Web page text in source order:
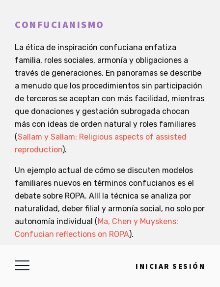
INICIAR SESIÓN
CONFUCIANISMO
La ética de inspiración confuciana enfatiza
familia, roles sociales, armonía y obligaciones a
través de generaciones. En panoramas se describe
a menudo que los procedimientos sin participación
de terceros se aceptan con más facilidad, mientras
que donaciones y gestación subrogada chocan
más con ideas de orden natural y roles familiares
(Sallam y Sallam: Religious aspects of assisted
reproduction).
Un ejemplo actual de cómo se discuten modelos
familiares nuevos en términos confucianos es el
debate sobre ROPA. Allí la técnica se analiza por
naturalidad, deber filial y armonía social, no solo por
autonomía individual (Ma, Chen y Muyskens:
Confucian reflections on ROPA).
responsabilidad a través de generaciones.